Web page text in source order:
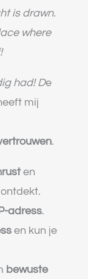
is drawn.
where
had! De
mij
.
en
adress.
en kun je
bewuste